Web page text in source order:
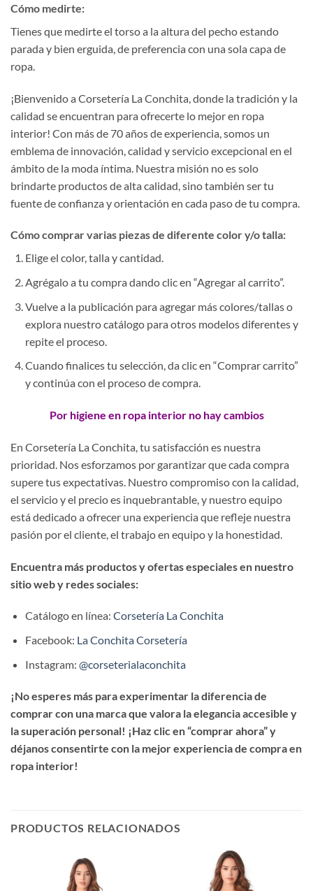
Cómo medirte:
Tienes que medirte el torso a la altura del pecho estando
parada y bien erguida, de preferencia con una sola capa de
ropa.
¡Bienvenido a Corsetería La Conchita, donde la tradición y la
calidad se encuentran para ofrecerte lo mejor en ropa
interior! Con más de 70 años de experiencia, somos un
emblema de innovación, calidad y servicio excepcional en el
ámbito de la moda íntima. Nuestra misión no es solo
brindarte productos de alta calidad, sino también ser tu
fuente de confianza y orientación en cada paso de tu compra.
Cómo comprar varias piezas de diferente color y/o talla:
Elige el color, talla y cantidad.
Agrégalo a tu compra dando clic en “Agregar al carrito”.
Vuelve a la publicación para agregar más colores/tallas o
explora nuestro catálogo para otros modelos diferentes y
repite el proceso.
Cuando finalices tu selección, da clic en “Comprar carrito”
y continúa con el proceso de compra.
Por higiene en ropa interior no hay cambios
En Corsetería La Conchita, tu satisfacción es nuestra
prioridad. Nos esforzamos por garantizar que cada compra
supere tus expectativas. Nuestro compromiso con la calidad,
el servicio y el precio es inquebrantable, y nuestro equipo
está dedicado a ofrecer una experiencia que refleje nuestra
pasión por el cliente, el trabajo en equipo y la honestidad.
Encuentra más productos y ofertas especiales en nuestro
sitio web y redes sociales:
Catálogo en línea: Corsetería La Conchita
Facebook: La Conchita Corsetería
Instagram: @corseterialaconchita
¡No esperes más para experimentar la diferencia de
comprar con una marca que valora la elegancia accesible y
la superación personal! ¡Haz clic en “comprar ahora” y
déjanos consentirte con la mejor experiencia de compra en
ropa interior!
PRODUCTOS RELACIONADOS